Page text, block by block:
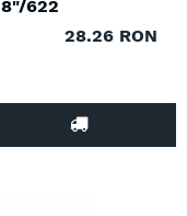
622
28.26 RON